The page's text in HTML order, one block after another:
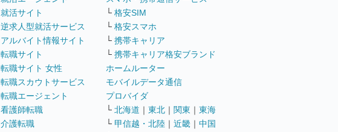
就活サイト
逆求人型就活サービス
アルバイト情報サイト
転職サイト
転職サイト 女性
転職スカウトサービス
転職エージェント
看護師転職
介護転職
└ 格安SIM
└ 格安スマホ
└ 携帯キャリア
└ 携帯キャリア格安ブランド
ホームルーター
モバイルデータ通信
プロバイダ
└ 北海道 ｜ 東北 ｜ 関東 ｜ 東海
└ 甲信越・北陸 ｜ 近畿 ｜ 中国